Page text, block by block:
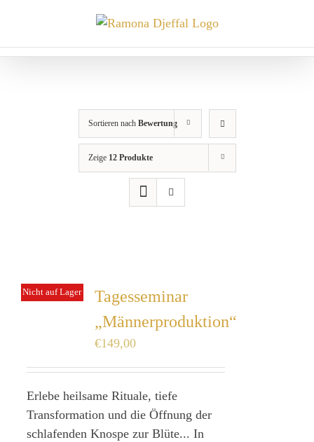
springen
Sortieren nach Bewertung
Zeige 12 Produkte
Nicht auf Lager
Tagesseminar
„Männerproduktion“
€149,00
Erlebe heilsame Rituale, tiefe
Transformation und die Öffnung der
schlafenden Knospe zur Blüte... In